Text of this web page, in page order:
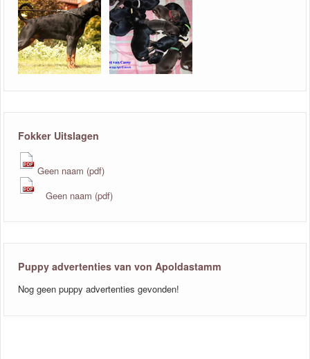
Fokker Uitslagen
Geen naam (pdf)
Geen naam (pdf)
Puppy advertenties van von Apoldastamm
Nog geen puppy advertenties gevonden!